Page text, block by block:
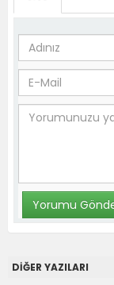
DİĞER YAZILARI